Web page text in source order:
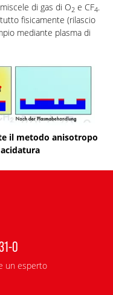
di gas di O2e CF4.
fisicamente (rilascio
mediante plasma di
il metodo anisotropo
0
un esperto